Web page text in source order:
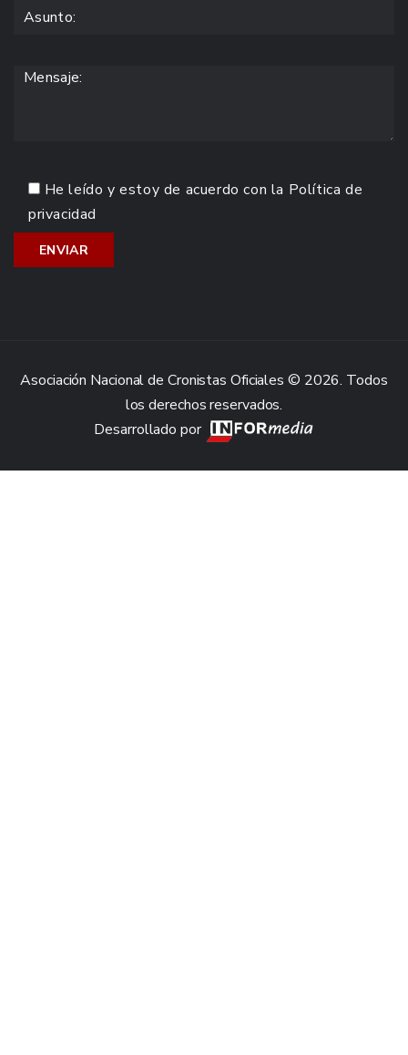
He leído y estoy de acuerdo con la Política de
privacidad
Asociación Nacional de Cronistas Oficiales © 2026. Todos
los derechos reservados.
Desarrollado por